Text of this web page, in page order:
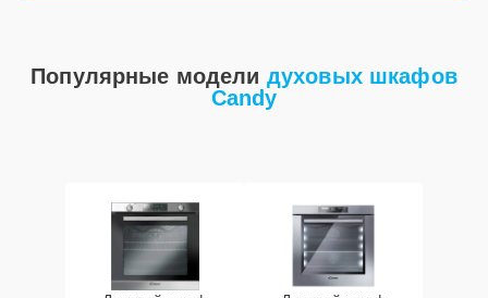
Популярные модели духовых шкафов
Candy